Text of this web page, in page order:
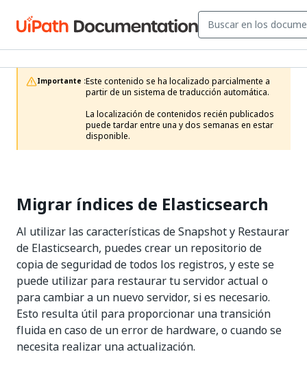
Importante :Este contenido se ha localizado parcialmente a
partir de un sistema de traducción automática.
La localización de contenidos recién publicados
puede tardar entre una y dos semanas en estar
disponible.
Migrar índices de Elasticsearch
Al utilizar las características de Snapshot y Restaurar
de Elasticsearch, puedes crear un repositorio de
copia de seguridad de todos los registros, y este se
puede utilizar para restaurar tu servidor actual o
para cambiar a un nuevo servidor, si es necesario.
Esto resulta útil para proporcionar una transición
fluida en caso de un error de hardware, o cuando se
necesita realizar una actualización.